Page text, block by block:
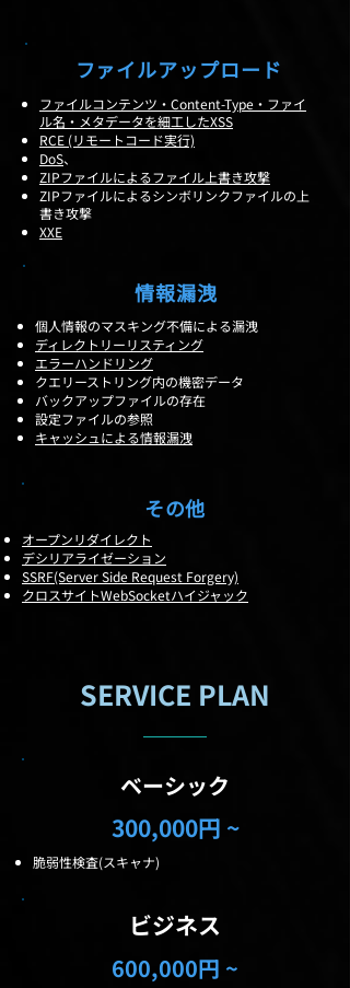
ファイルアップロード
ファイルコンテンツ・Content-Type・ファイ
ル名・メタデータを細工したXSS
RCE (リモートコード実行)
DoS、
ZIPファイルによるファイル上書き攻撃
ZIPファイルによるシンボリンクファイルの上
書き攻撃
XXE
情報漏洩
個人情報のマスキング不備による漏洩
ディレクトリーリスティング
エラーハンドリング
クエリーストリング内の機密データ
バックアップファイルの存在
設定ファイルの参照
キャッシュによる情報漏洩
その他
オープンリダイレクト
デシリアライゼーション
SSRF(Server Side Request Forgery)
クロスサイトWebSocketハイジャック
SERVICE PLAN
​ベーシック
300,000円 ~
​脆弱性検査(スキャナ)
​​ビジネス
600,000円 ~